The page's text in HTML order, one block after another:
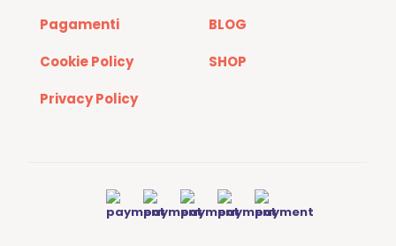
Pagamenti
Cookie Policy
Privacy Policy
BLOG
SHOP